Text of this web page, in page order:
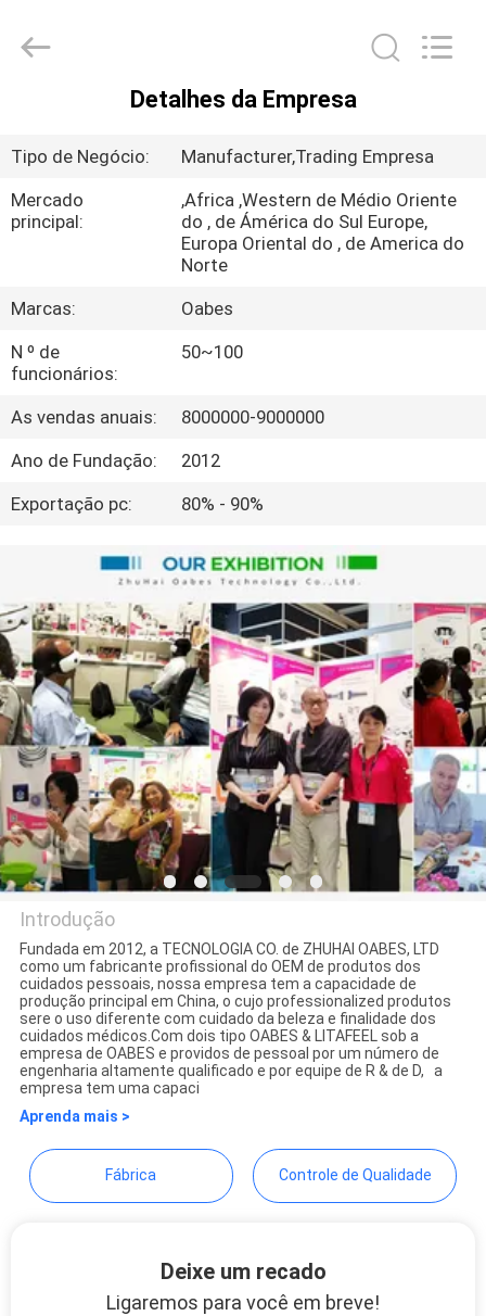
PRODUTOS
EXCURSÃO
FÁBRICA
CONTROLE
QUALIDADE
CONTACTE-
NOS
PEÇA
UMAS
CITAÇÕES
diodo
emissor
2021
facialbeautydevices.com.
Rights
Detalhes da Empresa
Tipo de Negócio:
Manufacturer,Trading Empresa
Mercado
principal:
,Africa ,Western de Médio Oriente
do , de Ámérica do Sul Europe,
Europa Oriental do , de America do
Norte
Marcas:
Oabes
N º de
funcionários:
50~100
As vendas anuais:
8000000-9000000
Ano de Fundação:
2012
Exportação pc:
80% - 90%
Zhuhai Oabes Technology Co.,
Ltd.
Introdução
Fundada em 2012, a TECNOLOGIA CO. de ZHUHAI OABES, LTD
como um fabricante profissional do OEM de produtos dos
cuidados pessoais, nossa empresa tem a capacidade de
produção principal em China, o cujo professionalized produtos
sere o uso diferente com cuidado da beleza e finalidade dos
cuidados médicos.Com dois tipo OABES & LITAFEEL sob a
empresa de OABES e providos de pessoal por um número de
engenharia altamente qualificado e por equipe de R & de D, a
empresa tem uma capaci
Aprenda mais >
Fábrica Controle de Qualidade
Deixe um recado
Ligaremos para você em breve!